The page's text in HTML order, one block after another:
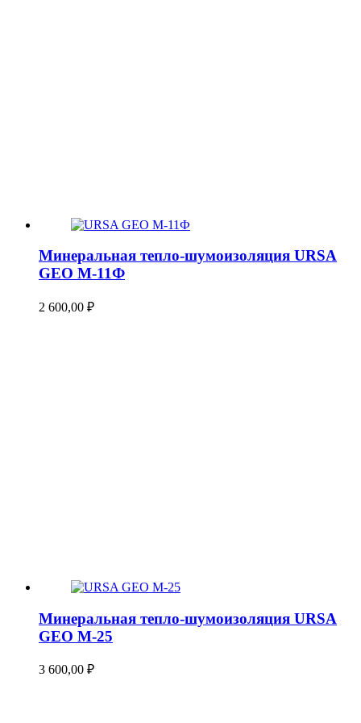
Минеральная тепло-шумоизоляция URSA
GEO М-11Ф
2 600,00 ₽
Минеральная тепло-шумоизоляция URSA
GEO М-25
3 600,00 ₽